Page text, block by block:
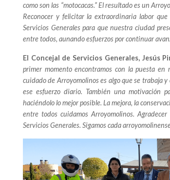
como son las “motocacas.” El resultado es un
Reconocer y felicitar la extraordinaria labor
Servicios Generales para que nuestra ciudad
entre todos, aunando esfuerzos por continuar
El Concejal de Servicios Generales, Jesús
primer momento encontramos con la puesta en
cuidado de Arroyomolinos es algo que se trabaja
ese esfuerzo diario. También una motivación
haciéndolo lo mejor posible. La mejora, la
entre todos cuidamos Arroyomolinos.
Servicios Generales. Sigamos cada